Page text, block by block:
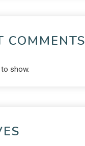
COMMENTS
show.